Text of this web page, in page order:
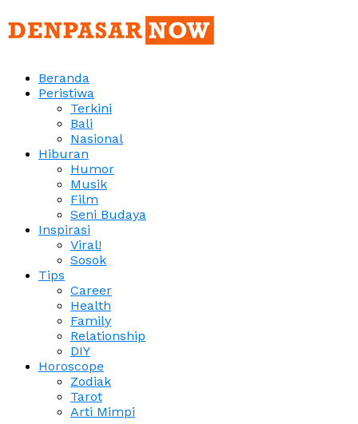
Beranda
Peristiwa
Terkini
Bali
Nasional
Hiburan
Humor
Musik
Film
Seni Budaya
Inspirasi
Viral!
Sosok
Tips
Career
Health
Family
Relationship
DIY
Horoscope
Zodiak
Tarot
Arti Mimpi